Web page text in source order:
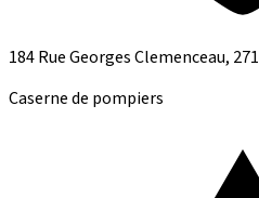
184 Rue Georges Clemenceau,
Caserne de pompiers